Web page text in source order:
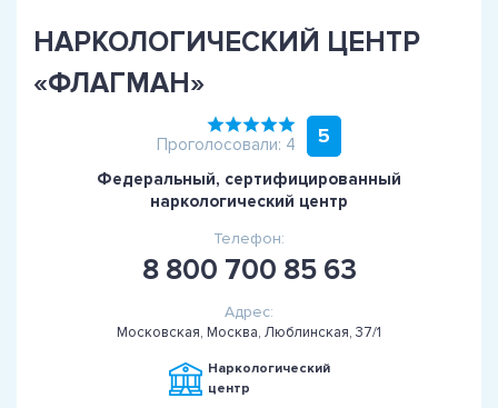
НАРКОЛОГИЧЕСКИЙ ЦЕНТР
«ФЛАГМАН»
Проголосовали: 4 5
Федеральный, сертифицированный
наркологический центр
Телефон:
8 800 700 85 63
Адрес:
Московская, Москва, Люблинская, 37/1
Наркологический
центр